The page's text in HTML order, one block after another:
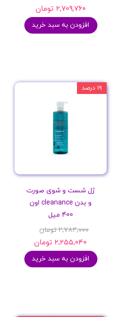
۲,۷۰۹,۷۶۰ تومان
افزودن به سبد خرید
ژل شست و شوی صورت
و بدن cleanance اون
400 میل
۲,۷۸۴,۰۰۰ تومان
۲,۲۵۵,۰۴۰ تومان
افزودن به سبد خرید
۱۹ درصد